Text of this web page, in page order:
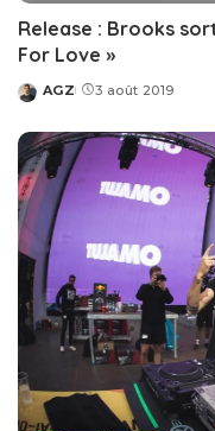
Release : Brooks
For Love »
Posted
AGZ 3 août 2019